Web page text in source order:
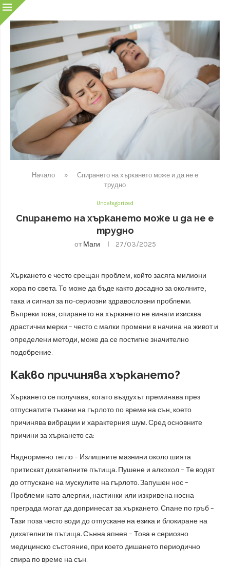
Начало »
Спирането на хъркането може и да не е
трудно
Uncategorized
Спирането на хъркането може и да не е
трудно
от Маги 27/03/2025
Хъркането е често срещан проблем, който засяга милиони
хора по света. То може да бъде както досадно за околните,
така и сигнал за по-сериозни здравословни проблеми.
Въпреки това, спирането на хъркането не винаги изисква
драстични мерки – често с малки промени в начина на живот и
определени методи, може да се постигне значително
подобрение.
Какво причинява хъркането?
Хъркането се получава, когато въздухът преминава през
отпуснатите тъкани на гърлото по време на сън, което
причинява вибрации и характерния шум. Сред основните
причини за хъркането са:
Наднормено тегло – Излишните мазнини около шията
притискат дихателните пътища. Пушене и алкохол – Те водят
до отпускане на мускулите на гърлото. Запушен нос –
Проблеми като алергии, настинки или изкривена носна
преграда могат да допринесат за хъркането. Спане по гръб –
Тази поза често води до отпускане на езика и блокиране на
дихателните пътища. Сънна апнея – Това е сериозно
медицинско състояние, при което дишането периодично
спира по време на сън.